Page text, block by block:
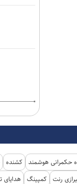
حکمرانی هوشمند کشنده
رنت کمپینگ هدایای